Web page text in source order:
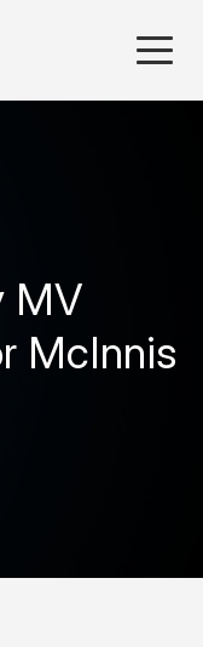
MV
McInnis